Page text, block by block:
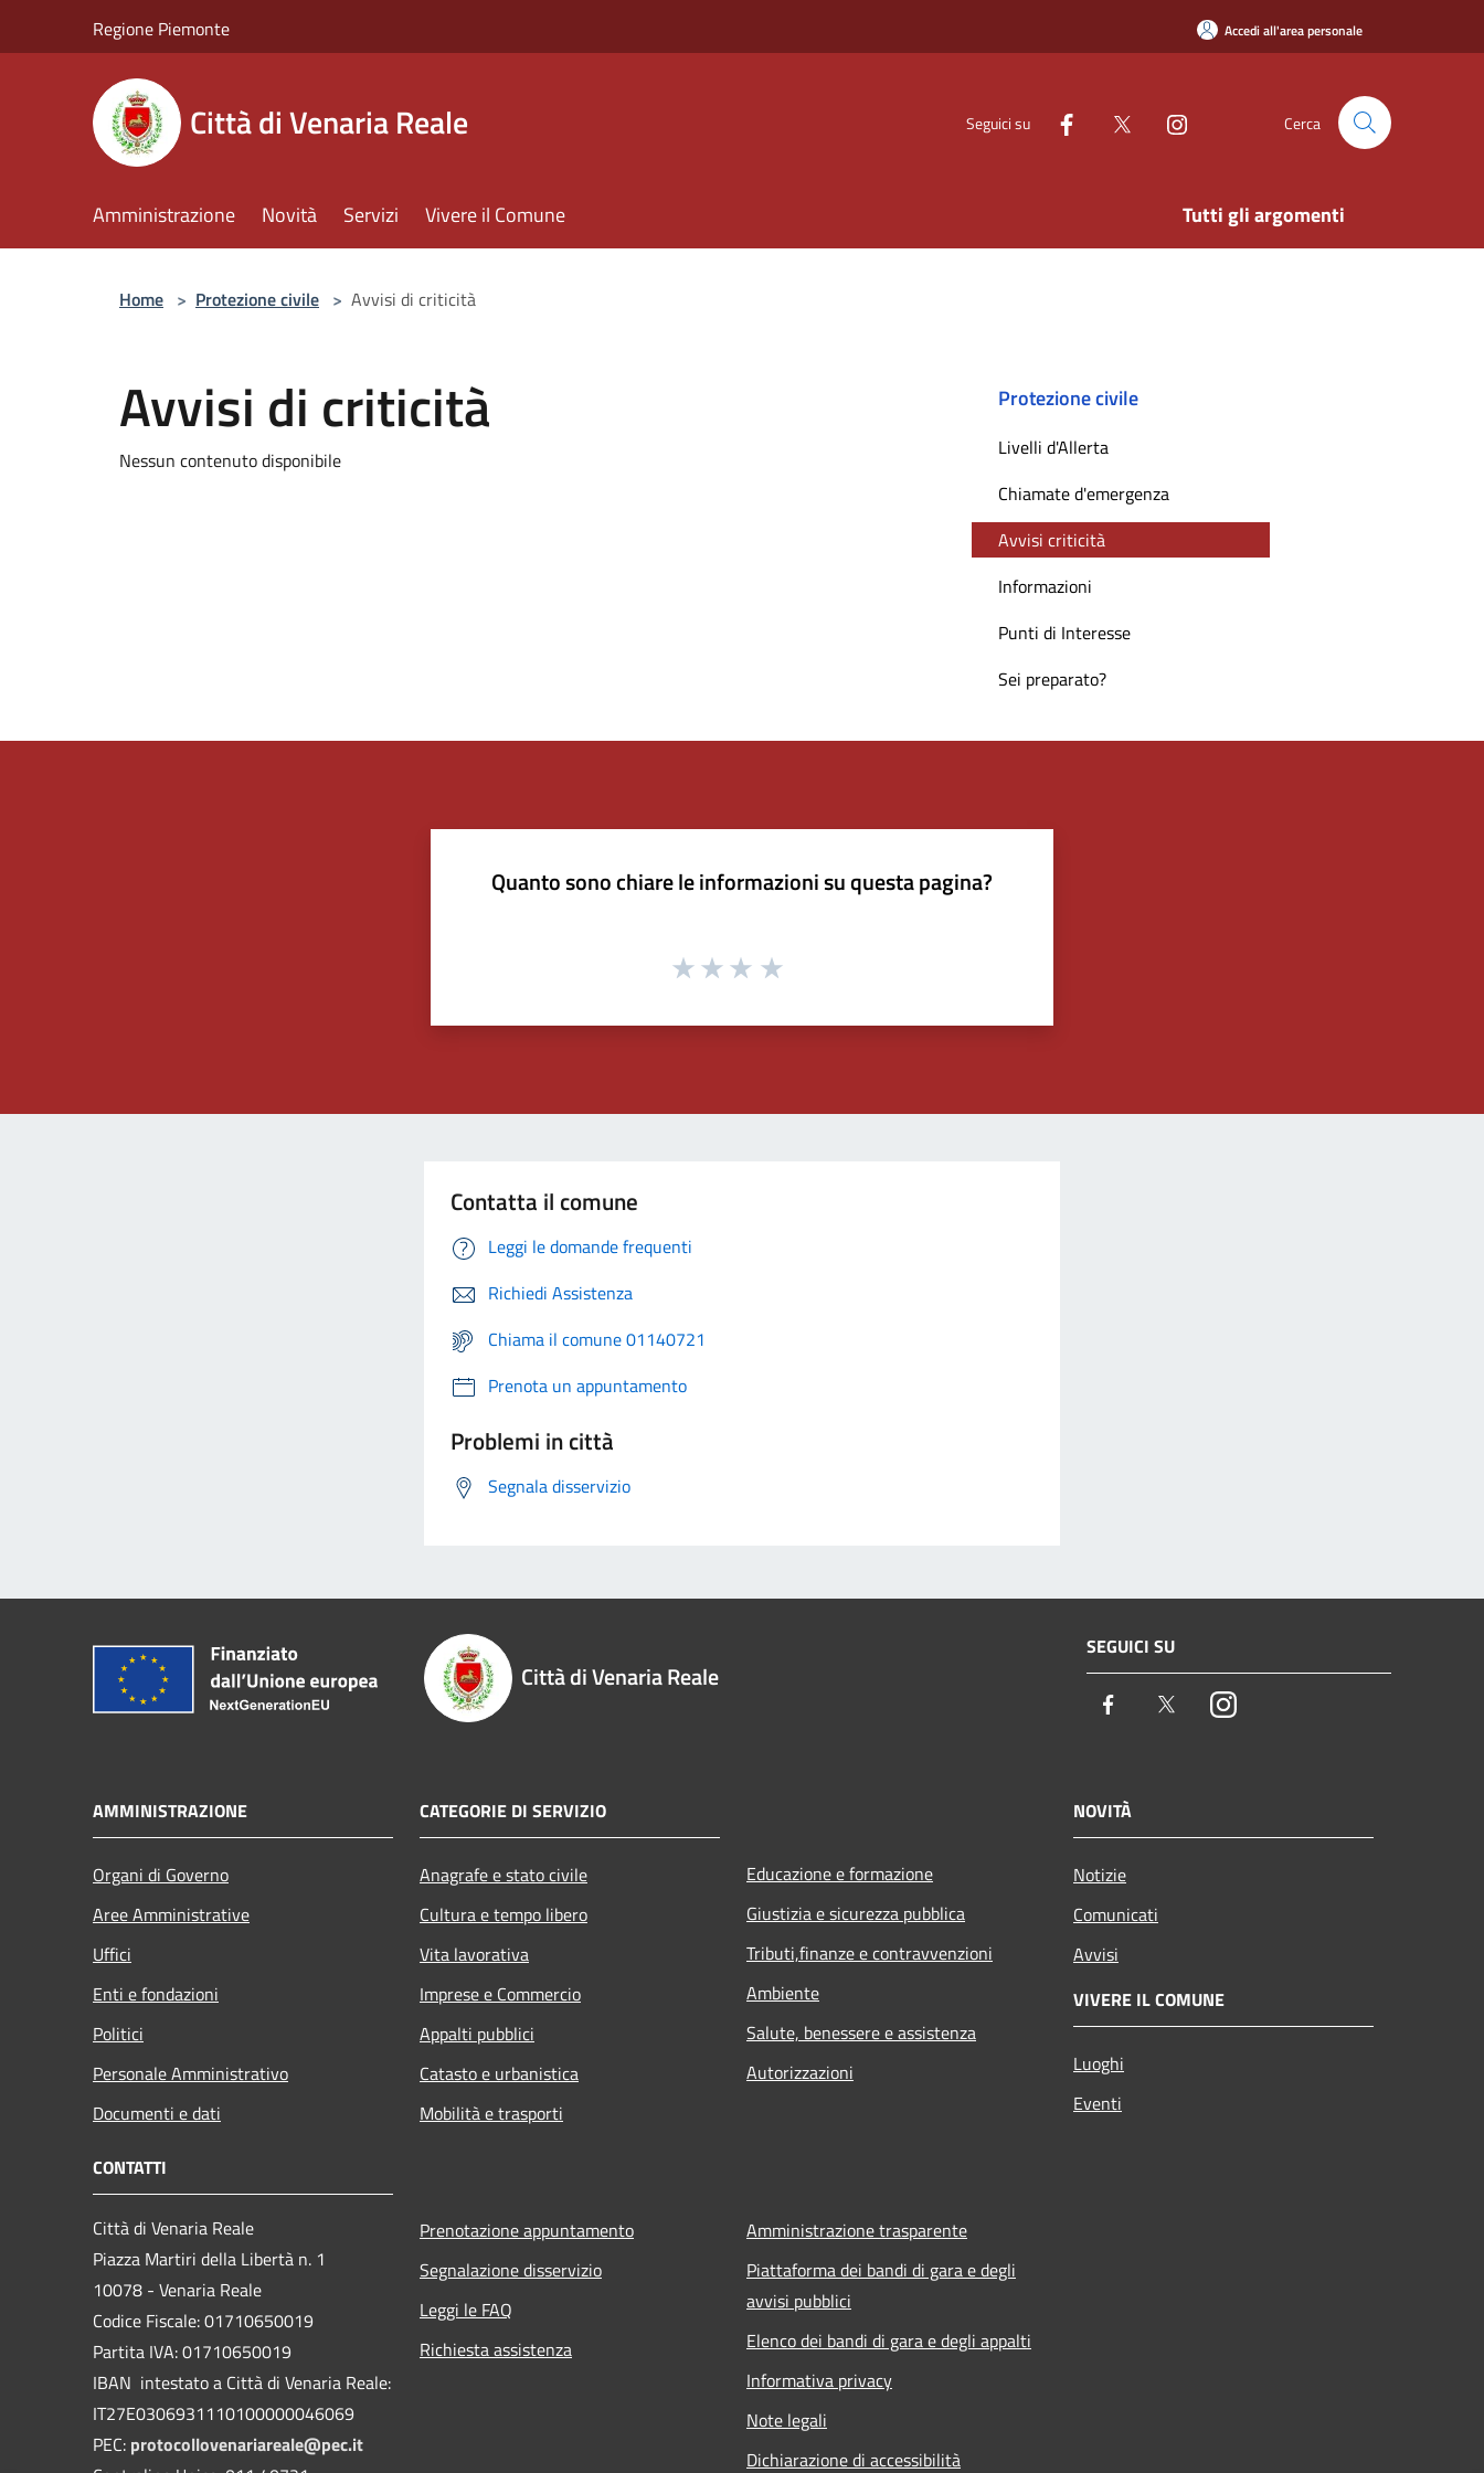
Regione Piemonte Accedi all'area personale
Città di Venaria Reale Seguici su Cerca
Amministrazione Novità Servizi Vivere il Comune Tutti gli argomenti
Home > Protezione civile > Avvisi di criticità
Avvisi di criticità
Nessun contenuto disponibile
Protezione civile
Livelli d'Allerta
Chiamate d'emergenza
Avvisi criticità
Informazioni
Punti di Interesse
Sei preparato?
Quanto sono chiare le informazioni su questa pagina?
Contatta il comune
Leggi le domande frequenti
Richiedi Assistenza
Chiama il comune 01140721
Prenota un appuntamento
Problemi in città
Segnala disservizio
Città di Venaria Reale
SEGUICI SU
Facebook TwitterInstagram
AMMINISTRAZIONE
Organi di Governo
Aree Amministrative
Uffici
Enti e fondazioni
Politici
Personale Amministrativo
Documenti e dati
CATEGORIE DI SERVIZIO
Anagrafe e stato civile
Cultura e tempo libero
Vita lavorativa
Imprese e Commercio
Appalti pubblici
Catasto e urbanistica
Mobilità e trasporti
Educazione e formazione
Giustizia e sicurezza pubblica
Tributi,finanze e contravvenzioni
Ambiente
Salute, benessere e assistenza
Autorizzazioni
NOVITÀ
Notizie
Comunicati
Avvisi
VIVERE IL COMUNE
Luoghi
Eventi
CONTATTI
Città di Venaria Reale
Piazza Martiri della Libertà n. 1
10078 - Venaria Reale
Codice Fiscale: 01710650019
Partita IVA: 01710650019
IBAN intestato a Città di Venaria Reale:
IT27E0306931110100000046069
PEC: protocollovenariareale@pec.it
Prenotazione appuntamento
Segnalazione disservizio
Leggi le FAQ
Richiesta assistenza
Amministrazione trasparente
Piattaforma dei bandi di gara e degli
avvisi pubblici
Elenco dei bandi di gara e degli appalti
Informativa privacy
Note legali
Dichiarazione di accessibilità